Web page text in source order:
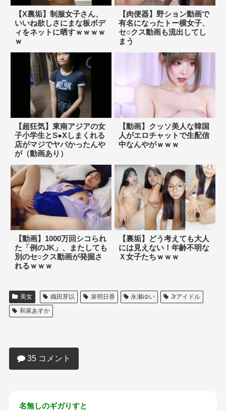
【X裏垢】制服女子さん、
いいね欲しさにまな板ボデ
ィをネットに晒すｗｗｗｗ
ｗ
【肉便器】野ション動画で
有名になったトー横女子、
セ○クス動画も流出してし
まう
【超狂気】東南アジアの女
子小学生とS●Xしまくれる
店がマジでヤバかったんや
が（動画あり）
【動画】クッソ美人な韓国
人がエロチャットで生配信
中なんやがｗｗｗ
【動画】1000万回シコられ
た「例のJK」、またしても
別のセ○クス動画が発掘さ
れるｗｗｗ
【裏垢】どう考えても大人
には見えない！年齢不明な
Ｘ女子たちｗｗｗ
美女 織田芽以 泉明日香 永瀬ゆい
Jrアイドル
和泉あすか
起したやつは口・リ・コ・ンｗｗｗ
35 コメント
名無しのギガりすと